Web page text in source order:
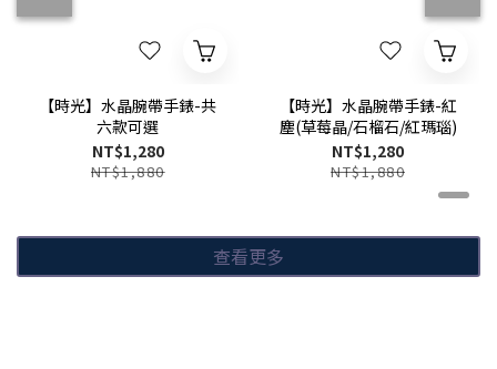
【時光】水晶腕帶手錶-共
六款可選
NT$1,280
NT$1,880
【時光】水晶腕帶手錶-紅
塵(草莓晶/石榴石/紅瑪瑙)
NT$1,280
NT$1,880
查看更多